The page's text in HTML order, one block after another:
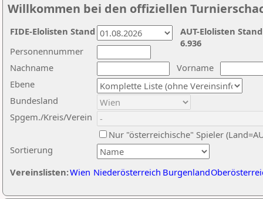
Willkommen bei den offiziellen
Nachname
Vorname
Ebene
Sortierung
Personennummer
Bundesland
Spgem./Kreis/Verein
Nur "österreichische" Spieler
Vereinslisten:Wien Niederösterreich Burgenland
AUT-Elolisten
6.936
FIDE-Elolisten Stand